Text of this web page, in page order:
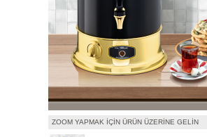
ZOOM YAPMAK İÇIN ÜRÜN ÜZERINE GELIN